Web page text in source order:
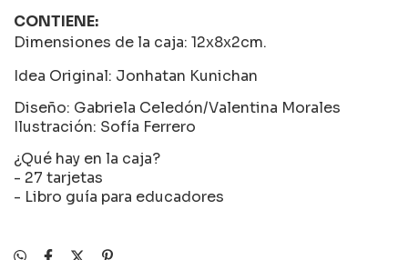
CONTIENE:
Dimensiones de la caja: 12x8x2cm.
Idea Original: Jonhatan Kunichan
Diseño: Gabriela Celedón/Valentina Morales
Ilustración: Sofía Ferrero
¿Qué hay en la caja?
- 27 tarjetas
- Libro guía para educadores